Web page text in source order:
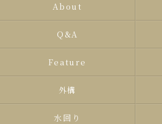
About
Q&A
Feature
外構
水回り